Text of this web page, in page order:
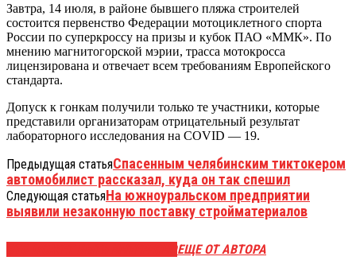
Завтра, 14 июля, в районе бывшего пляжа строителей
состоится первенство Федерации мотоциклетного спорта
России по суперкроссу на призы и кубок ПАО «ММК». По
мнению магнитогорской мэрии, трасса мотокросса
лицензирована и отвечает всем требованиям Европейского
стандарта.
Допуск к гонкам получили только те участники, которые
представили организаторам отрицательный результат
лабораторного исследования на COVID — 19.
Предыдущая статьяСпасенным челябинским тиктокером
автомобилист рассказал, куда он так спешил
Следующая статьяНа южноуральском предприятии
выявили незаконную поставку стройматериалов
ЕЩЕ ОТ АВТОРА